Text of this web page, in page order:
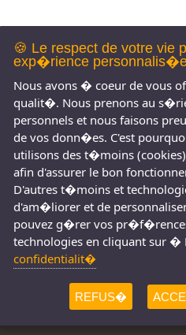
Copyright © Tous droits réservés 2011-
2026
🍪 Le respect de votre vie
exp�rience
Nous avons � coeur de vous
qualit�. Nous prenons au
personnels et nous faisons
de vos donn�es. C'est
utilisons des t�moins
afin d'assurer le bon
D'autres t�moins et
d'am�liorer et de
pouvez g�rer vos
technologies en cliquant sur �
confidentialit�
REFUS�